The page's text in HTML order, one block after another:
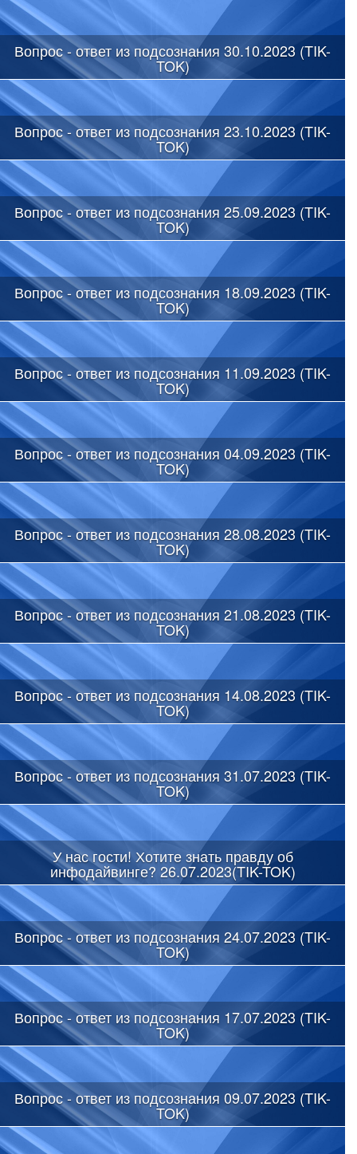
Вопрос - ответ из подсознания 30.10.2023 (TIK-
TOK)
Вопрос - ответ из подсознания 23.10.2023 (TIK-
TOK)
Вопрос - ответ из подсознания 25.09.2023 (TIK-
TOK)
Вопрос - ответ из подсознания 18.09.2023 (TIK-
TOK)
Вопрос - ответ из подсознания 11.09.2023 (TIK-
TOK)
Вопрос - ответ из подсознания 04.09.2023 (TIK-
TOK)
Вопрос - ответ из подсознания 28.08.2023 (TIK-
TOK)
Вопрос - ответ из подсознания 21.08.2023 (TIK-
TOK)
Вопрос - ответ из подсознания 14.08.2023 (TIK-
TOK)
Вопрос - ответ из подсознания 31.07.2023 (TIK-
TOK)
У нас гости! Хотите знать правду об
инфодайвинге? 26.07.2023(TIK-TOK)
Вопрос - ответ из подсознания 24.07.2023 (TIK-
TOK)
Вопрос - ответ из подсознания 17.07.2023 (TIK-
TOK)
Вопрос - ответ из подсознания 09.07.2023 (TIK-
TOK)